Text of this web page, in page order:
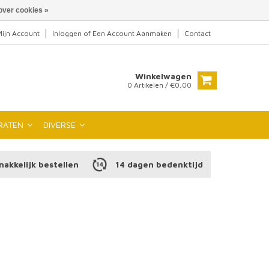
Account Inloggen of Een Account Aanmaken Contact
Winkelwagen
0 Artikelen / €0,00
DIVERSE
bestellen 14 dagen bedenktijd
cookies »